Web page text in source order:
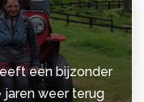
een bijzonder
jaren weer terug